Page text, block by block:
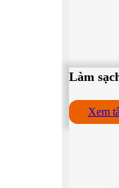
Làm
Xem